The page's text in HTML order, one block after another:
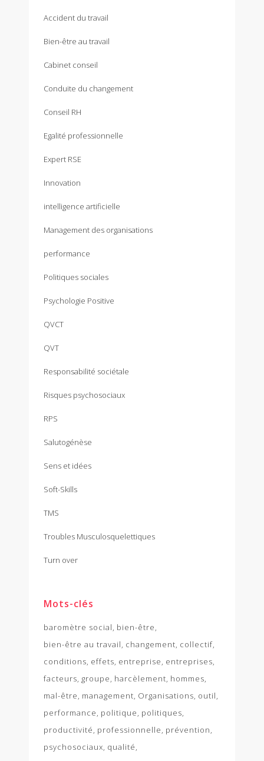
Accident du travail
Bien-être au travail
Cabinet conseil
Conduite du changement
Conseil RH
Egalité professionnelle
Expert RSE
Innovation
intelligence artificielle
Management des organisations
performance
Politiques sociales
Psychologie Positive
QVCT
QVT
Responsabilité sociétale
Risques psychosociaux
RPS
Salutogénèse
Sens et idées
Soft-Skills
TMS
Troubles Musculosquelettiques
Turn over
Mots-clés
baromètre social bien-être
bien-être au travail changement collectif
conditions effets entreprise entreprises
facteurs groupe harcèlement hommes
mal-être management Organisations outil
performance politique politiques
productivité professionnelle prévention
psychosociaux qualité